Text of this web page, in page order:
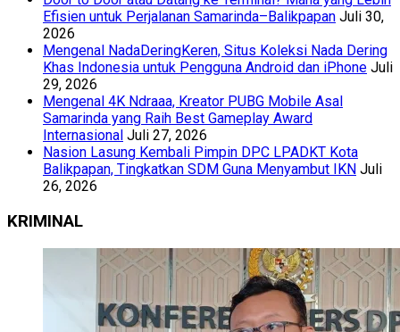
Efisien untuk Perjalanan Samarinda–Balikpapan Juli 30,
2026
Mengenal NadaDeringKeren, Situs Koleksi Nada Dering
Khas Indonesia untuk Pengguna Android dan iPhone Juli
29, 2026
Mengenal 4K Ndraaa, Kreator PUBG Mobile Asal
Samarinda yang Raih Best Gameplay Award
Internasional Juli 27, 2026
Nasion Lasung Kembali Pimpin DPC LPADKT Kota
Balikpapan, Tingkatkan SDM Guna Menyambut IKN Juli
26, 2026
KRIMINAL